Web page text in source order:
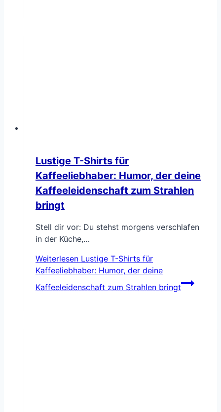
Lustige T-Shirts für
Kaffeeliebhaber: Humor, der deine
Kaffeeleidenschaft zum Strahlen
bringt
Stell dir vor: Du stehst morgens verschlafen
in der Küche,…
Weiterlesen Lustige T-Shirts für
Kaffeeliebhaber: Humor, der deine
Kaffeeleidenschaft zum Strahlen bringt